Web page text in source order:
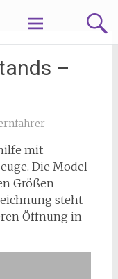
–
mit
Die Model
Größen
steht
Öffnung in